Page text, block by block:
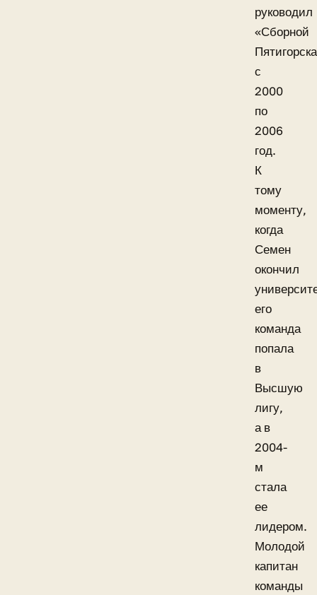
руководил
«Сборной
с
2000
по
2006
год.
К
тому
моменту,
когда
Семен
окончил
его
команда
попала
в
Высшую
лигу,
а в
2004-
м
стала
ее
лидером.
Молодой
капитан
команды